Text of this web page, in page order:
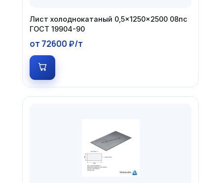
Лист холоднокатаный 0,5×1250×2500 08пс
ГОСТ 19904-90
от 72600 ₽/т